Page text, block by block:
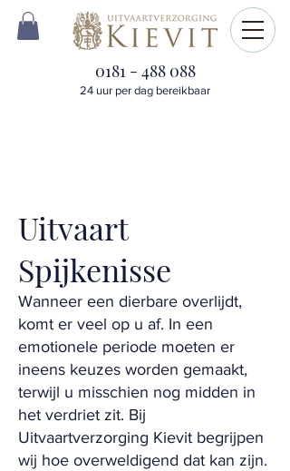
0181 - 488 088
24 uur per dag bereikbaar
Uitvaart
Spijkenisse
Wanneer een dierbare overlijdt,
komt er veel op u af. In een
emotionele periode moeten er
ineens keuzes worden gemaakt,
terwijl u misschien nog midden in
het verdriet zit. Bij
Uitvaartverzorging Kievit begrijpen
wij hoe overweldigend dat kan zijn.